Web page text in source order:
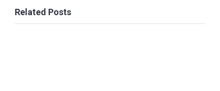
Related Posts